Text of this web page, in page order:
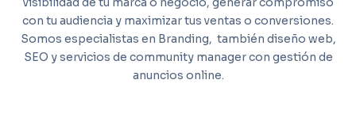
con tu audiencia y maximizar tus ventas o conversiones.
Somos especialistas en Branding, también diseño web,
SEO y servicios de community manager con gestión de
anuncios online.